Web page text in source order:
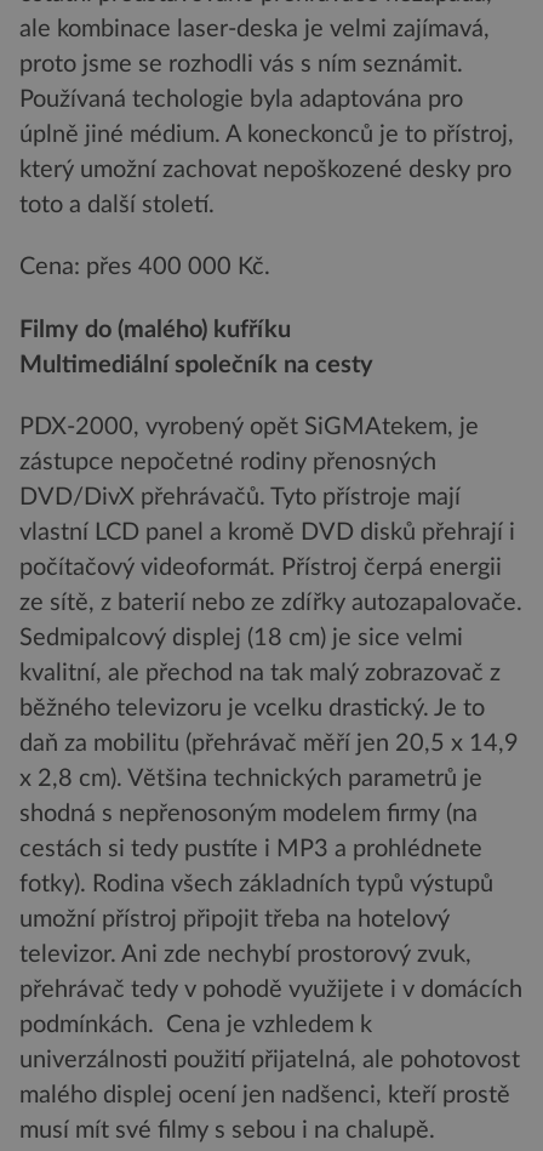
ale kombinace laser-deska je velmi zajímavá,
proto jsme se rozhodli vás s ním seznámit.
Používaná techologie byla adaptována pro
úplně jiné médium. A koneckonců je to přístroj,
který umožní zachovat nepoškozené desky pro
toto a další století.
Cena: přes 400 000 Kč.
Filmy do (malého) kufříku
Multimediální společník na cesty
PDX-2000, vyrobený opět SiGMAtekem, je
zástupce nepočetné rodiny přenosných
DVD/DivX přehrávačů. Tyto přístroje mají
vlastní LCD panel a kromě DVD disků přehrají i
počítačový videoformát. Přístroj čerpá energii
ze sítě, z baterií nebo ze zdířky autozapalovače.
Sedmipalcový displej (18 cm) je sice velmi
kvalitní, ale přechod na tak malý zobrazovač z
běžného televizoru je vcelku drastický. Je to
daň za mobilitu (přehrávač měří jen 20,5 x 14,9
x 2,8 cm). Většina technických parametrů je
shodná s nepřenosoným modelem firmy (na
cestách si tedy pustíte i MP3 a prohlédnete
fotky). Rodina všech základních typů výstupů
umožní přístroj připojit třeba na hotelový
televizor. Ani zde nechybí prostorový zvuk,
přehrávač tedy v pohodě využijete i v domácích
podmínkách. Cena je vzhledem k
univerzálnosti použití přijatelná, ale pohotovost
malého displej ocení jen nadšenci, kteří prostě
musí mít své filmy s sebou i na chalupě.